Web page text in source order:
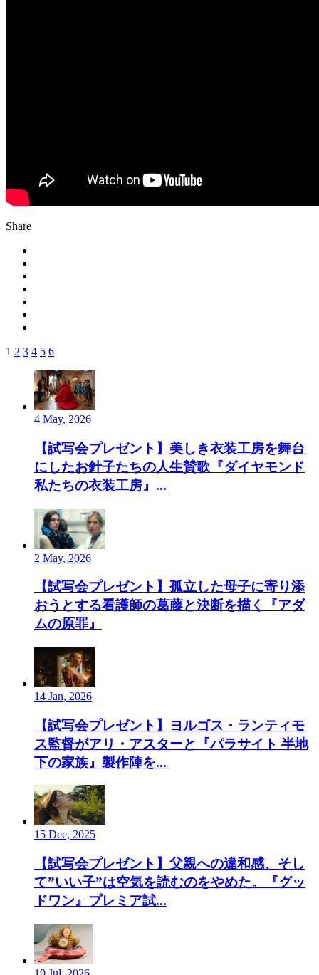
Share
1 2 3 4 5 6
4 May, 2026
【試写会プレゼント】美しき衣装工房を舞台
にしたお針子たちの人生賛歌『ダイヤモンド
私たちの衣装工房』...
2 May, 2026
【試写会プレゼント】孤立した母子に寄り添
おうとする看護師の葛藤と決断を描く『アダ
ムの原罪』
14 Jan, 2026
【試写会プレゼント】ヨルゴス・ランティモ
ス監督がアリ・アスターと『パラサイト 半地
下の家族』製作陣を...
15 Dec, 2025
【試写会プレゼント】父親への違和感、そし
て”いい子”は空気を読むのをやめた。『グッ
ドワン』プレミア試...